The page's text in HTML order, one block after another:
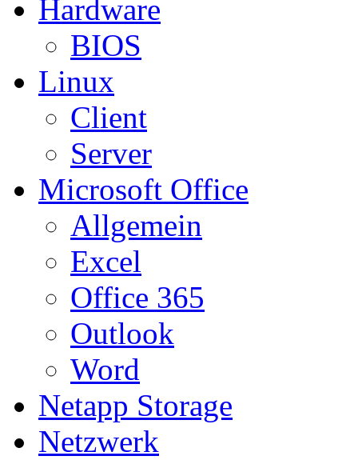
Hardware
BIOS
Linux
Client
Server
Microsoft Office
Allgemein
Excel
Office 365
Outlook
Word
Netapp Storage
Netzwerk